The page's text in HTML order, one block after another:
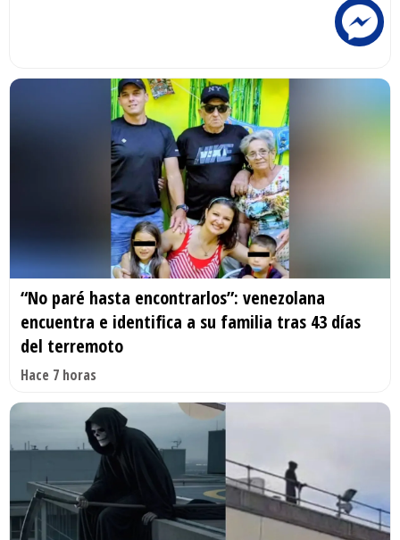
“No paré hasta encontrarlos”: venezolana
encuentra e identifica a su familia tras 43 días
del terremoto
Hace 7 horas